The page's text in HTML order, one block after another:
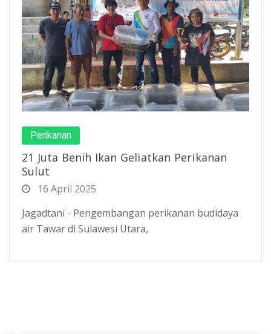
Perikanan
21 Juta Benih Ikan Geliatkan Perikanan
Sulut
16 April 2025
Jagadtani - Pengembangan perikanan budidaya
air Tawar di Sulawesi Utara,